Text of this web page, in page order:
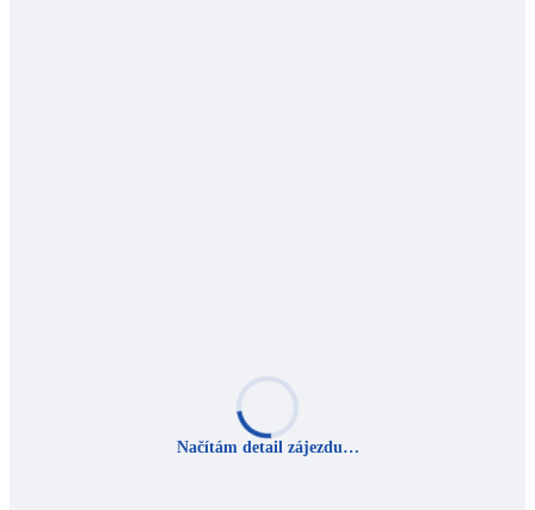
Načítám detail zájezdu…